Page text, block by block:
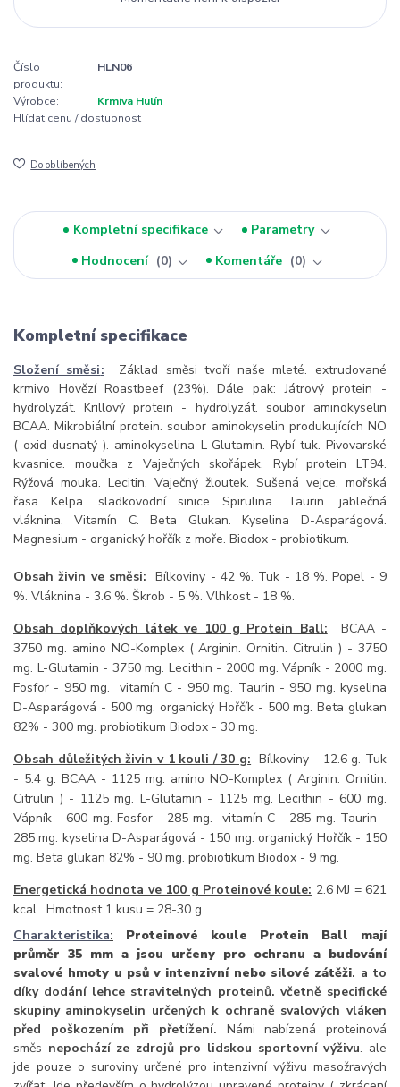
Číslo
produktu:
HLN06
Výrobce:
Krmiva Hulín
Hlídat cenu / dostupnost
Do oblíbených
Kompletní specifikace
Parametry
Hodnocení
0 Komentáře 0
Kompletní specifikace
Složení směsi: Základ směsi tvoří naše mleté. extrudované
krmivo Hovězí Roastbeef (23%). Dále pak: Játrový protein -
hydrolyzát. Krillový protein - hydrolyzát. soubor aminokyselin
BCAA. Mikrobiální protein. soubor aminokyselin produkujících NO
( oxid dusnatý ). aminokyselina L-Glutamin. Rybí tuk. Pivovarské
kvasnice. moučka z Vaječných skořápek. Rybí protein LT94.
Rýžová mouka. Lecitin. Vaječný žloutek. Sušená vejce. mořská
řasa Kelpa. sladkovodní sinice Spirulina. Taurin. jablečná
vláknina. Vitamín C. Beta Glukan. Kyselina D-Asparágová.
Magnesium - organický hořčík z moře. Biodox - probiotikum.
Obsah živin ve směsi: Bílkoviny - 42 %. Tuk - 18 %. Popel - 9
%. Vláknina - 3.6 %. Škrob - 5 %. Vlhkost - 18 %.
Obsah doplňkových látek ve 100 g Protein Ball: BCAA -
3750 mg. amino NO-Komplex ( Arginin. Ornitin. Citrulin ) - 3750
mg. L-Glutamin - 3750 mg. Lecithin - 2000 mg. Vápník - 2000 mg.
Fosfor - 950 mg. vitamín C - 950 mg. Taurin - 950 mg. kyselina
D-Asparágová - 500 mg. organický Hořčík - 500 mg. Beta glukan
82% - 300 mg. probiotikum Biodox - 30 mg.
Obsah důležitých živin v 1 kouli / 30 g: Bílkoviny - 12.6 g. Tuk
- 5.4 g. BCAA - 1125 mg. amino NO-Komplex ( Arginin. Ornitin.
Citrulin ) - 1125 mg. L-Glutamin - 1125 mg. Lecithin - 600 mg.
Vápník - 600 mg. Fosfor - 285 mg. vitamín C - 285 mg. Taurin -
285 mg. kyselina D-Asparágová - 150 mg. organický Hořčík - 150
mg. Beta glukan 82% - 90 mg. probiotikum Biodox - 9 mg.
Energetická hodnota ve 100 g Proteinové koule: 2.6 MJ = 621
kcal. Hmotnost 1 kusu = 28-30 g
Charakteristika:
Proteinové koule Protein Ball mají
průměr 35 mm a jsou určeny pro ochranu a budování
svalové hmoty u psů v intenzivní nebo silové zátěži. a to
díky dodání lehce stravitelných proteinů. včetně specifické
skupiny aminokyselin určených k ochraně svalových vláken
před poškozením při přetížení. Námi nabízená proteinová
směs nepochází ze zdrojů pro lidskou sportovní výživu. ale
jde pouze o suroviny určené pro intenzivní výživu masožravých